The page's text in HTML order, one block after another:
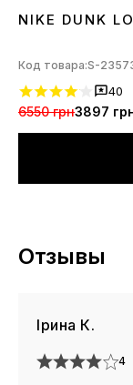
3637 383940 4142
NIKE DUNK
Код товара:S-
40
6550 грн3897
Отзывы
Ірина К.
4